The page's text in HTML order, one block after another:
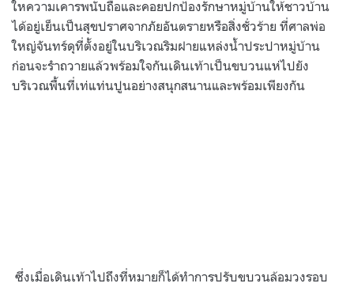
ใหความเคารพนับถือและคอยปกป้องรักษาหมู่บ้านให้ชาวบ้าน
ได้อยู่เย็นเป็นสุขปราศจากภัยอันตรายหรือสิ่งชั่วร้าย ที่ศาลพ่อ
ใหญ่จันทร์ดุที่ตั้งอยู่ในบริเวณริมฝายแหล่งน้ำประปาหมู่บ้าน
ก่อนจะรำถวายแล้วพร้อมใจกันเดินเท้าเป็นขบวนแห่ไปยัง
บริเวณพื้นที่เท่แท่นปูนอย่างสนุกสนานและพร้อมเพียงกัน
ซึ่งเมื่อเดินเท้าไปถึงที่หมายก็ได้ทำการปรับขบวนล้อมวงรอบ